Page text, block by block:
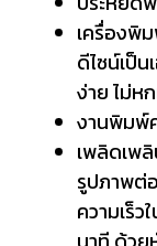
เครื่องพิ
ดีไซน์เป็
ง่าย ไม่ห
งานพิมพ์
เพลิดเพ
รูปภาพต่
ความเร็